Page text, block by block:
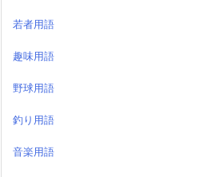
若者用語
趣味用語
野球用語
釣り用語
音楽用語